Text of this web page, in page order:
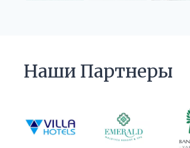
Наши Партнеры